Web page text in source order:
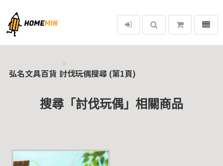
弘名文具百貨
選單
弘名文具百貨 討伐玩偶搜尋 (第1頁)
搜尋「討伐玩偶」相關商品